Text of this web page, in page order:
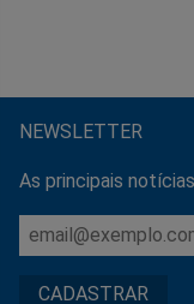
NEWSLETTER
As principais